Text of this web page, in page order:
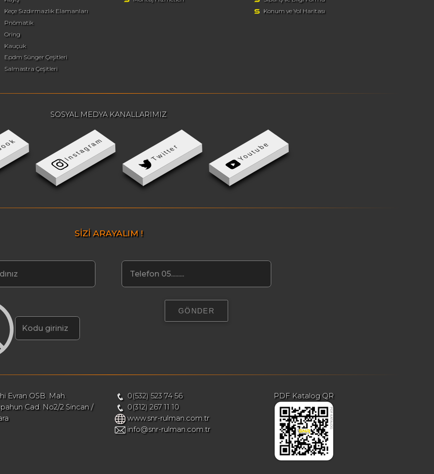
Keçe Sızdırmazlık Elamanları
Pnömatik
Oring
Kauçuk
Epdm Sünger Çeşitleri
Salmastra Çeşitleri
Konum ve Yol Haritası
SOSYAL MEDYA KANALLARIMIZ
Instagram Twitter Youtube
SİZİ ARAYALIM !
Evran OSB. Mah.
Cad. No2/2 Sincan /
0(532) 523 74 56
0(312) 267 11 10
www.snr-rulman.com.tr
info@snr-rulman.com.tr
PDF Katalog QR